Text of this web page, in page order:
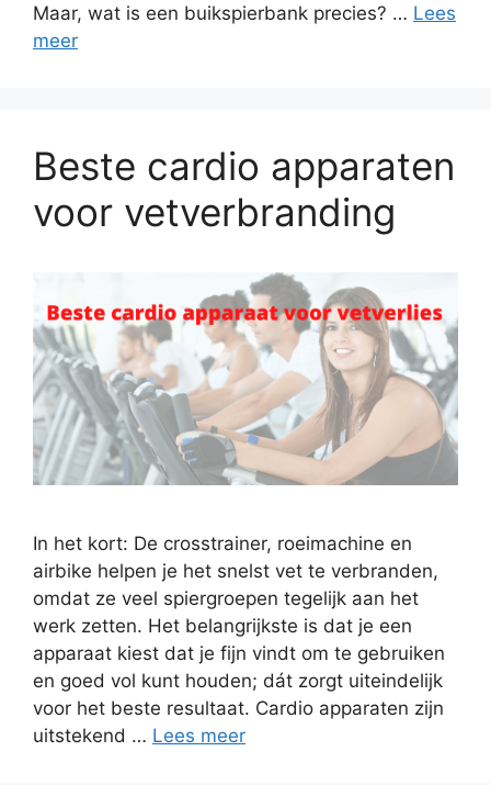
Maar, wat is een buikspierbank precies? … Lees
meer
Beste cardio apparaten
voor vetverbranding
In het kort: De crosstrainer, roeimachine en
airbike helpen je het snelst vet te verbranden,
omdat ze veel spiergroepen tegelijk aan het
werk zetten. Het belangrijkste is dat je een
apparaat kiest dat je fijn vindt om te gebruiken
en goed vol kunt houden; dát zorgt uiteindelijk
voor het beste resultaat. Cardio apparaten zijn
uitstekend … Lees meer